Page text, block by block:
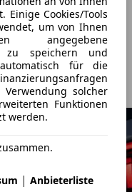
Cookies/Tools
um von Ihnen
angegebene
speichern und
für die
solcher
Funktionen
werden.
| Anbieterliste
Geländewagen
4 Min. Lesezeit
ohne und gar nicht